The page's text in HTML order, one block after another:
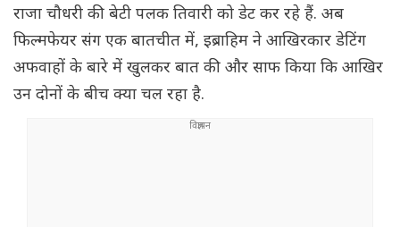
राजा चौधरी की बेटी पलक तिवारी को डेट कर रहे हैं. अब
फिल्मफेयर संग एक बातचीत में, इब्राहिम ने आखिरकार डेटिंग
अफवाहों के बारे में खुलकर बात की और साफ किया कि आखिर
उन दोनों के बीच क्या चल रहा है.